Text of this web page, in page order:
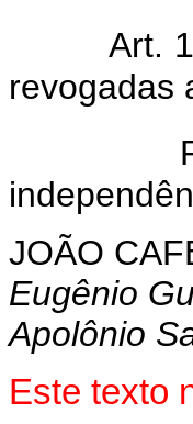
Art.
revogadas
JOÃO
Eugênio
Apolônio
Este texto